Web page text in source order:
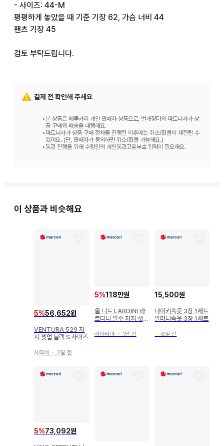
- 사이즈: 44-M
평평하게 놓았을 때 기준 기장 62, 가슴 너비 44
팬츠 기장 45
검토 부탁드립니다.
결제 전 확인해 주세요
•본 상품은 메루카리 개인 판매자 상품으로, 번개장터의 파트너사가 상
품 구매와 배송을 대행해요.
•파트너사가 상품 구매 절차를 진행한 이후에는 취소/환불이 제한될 수
있어요. (단, 판매자가 동의하면 취소/환불 가능해요.)
•통관 진행을 위해 수령인의 개인통관고유부호 입력이 필요해요.
이 상품과 비슷해요
5%56,652원
VENTURA 529 저
지 셋업 블랙 S 사이즈
시마네 ・ 2달 전
5%118만원
울 니트 LARDINI 라
르디니 발수 저지 셋업
사이타마・ 1달 전
15,500원
나이키속옷 3장 1세트
알마니속옷 3장 1세트
・ 6일 전
5%73,092원